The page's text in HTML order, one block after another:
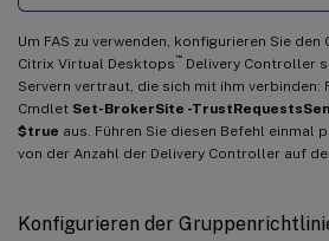
Um FAS zu verwenden, konfigurieren Sie
Citrix Virtual Desktops ™
Delivery Controller
Servern vertraut, die sich mit ihm verbinden:
Cmdlet Set-BrokerSite -
$true aus. Führen Sie diesen Befehl einmal
von der Anzahl der Delivery Controller auf
Konfigurieren der